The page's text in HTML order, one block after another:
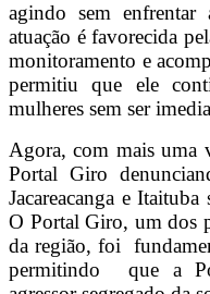
agindo sem enfrentar
atuação é favorecida
monitoramento e
permitiu que ele
mulheres sem ser
Agora, com mais uma
Portal Giro
Jacareacanga e
O Portal Giro, um dos
da região, foi
permitindo que a